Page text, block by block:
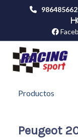
986485662
Productos
Peugeot